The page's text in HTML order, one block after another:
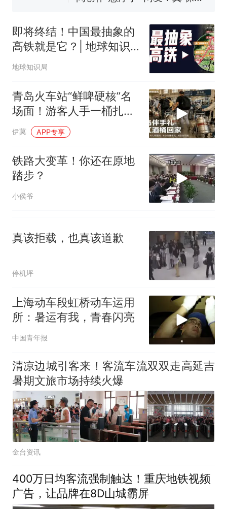
即将终结！中国最抽象的
高铁就是它？| 地球知识
局
地球知识局
青岛火车站“鲜啤硬核”名
场面！游客人手一桶扎啤
扛上高铁
伊莫 APP专享
铁路大变革！你还在原地
踏步？
小侯爷
真该拒载，也真该道歉
停机坪
上海动车段虹桥动车运用
所：暑运有我，青春闪亮
中国青年报
清凉边城引客来！客流车流双双走高延吉
暑期文旅市场持续火爆
金台资讯
400万日均客流强制触达！重庆地铁视频
广告，让品牌在8D山城霸屏